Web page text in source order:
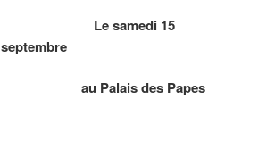
Le samedi 15
septembre
au Palais des Papes